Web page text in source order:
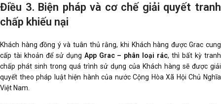
Điều 3. Biện pháp và cơ chế giải quyết tranh
chấp khiếu nại
Khách hàng đồng ý và tuân thủ rằng, khi Khách hàng được Grac cung
cấp tài khoản để sử dụng App Grac – phân loại rác, thì bất kỳ tranh
chấp phát sinh trong quá trình sử dụng của Khách hàng sẽ được giải
quyết theo pháp luật hiện hành của nước Cộng Hòa Xã Hội Chủ Nghĩa
Việt Nam.